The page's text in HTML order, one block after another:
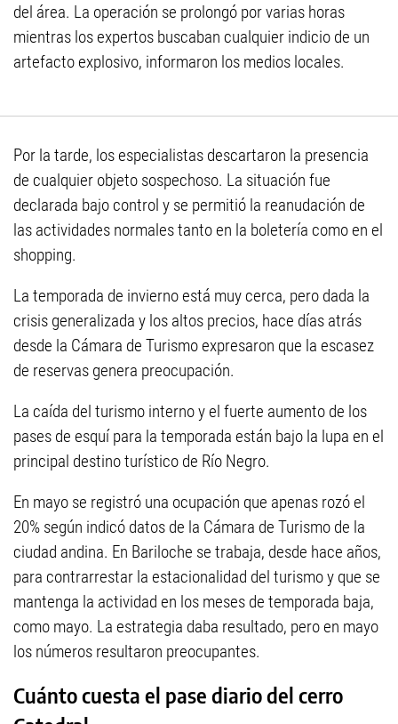
del área. La operación se prolongó por varias horas
mientras los expertos buscaban cualquier indicio de un
artefacto explosivo, informaron los medios locales.
Por la tarde, los especialistas descartaron la presencia
de cualquier objeto sospechoso. La situación fue
declarada bajo control y se permitió la reanudación de
las actividades normales tanto en la boletería como en el
shopping.
La temporada de invierno está muy cerca, pero dada la
crisis generalizada y los altos precios, hace días atrás
desde la Cámara de Turismo expresaron que la escasez
de reservas genera preocupación.
La caída del turismo interno y el fuerte aumento de los
pases de esquí para la temporada están bajo la lupa en el
principal destino turístico de Río Negro.
En mayo se registró una ocupación que apenas rozó el
20% según indicó datos de la Cámara de Turismo de la
ciudad andina. En Bariloche se trabaja, desde hace años,
para contrarrestar la estacionalidad del turismo y que se
mantenga la actividad en los meses de temporada baja,
como mayo. La estrategia daba resultado, pero en mayo
los números resultaron preocupantes.
Cuánto cuesta el pase diario del cerro